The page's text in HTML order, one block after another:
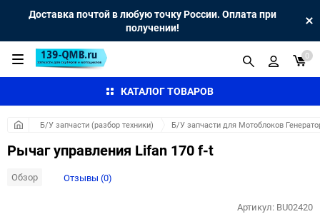
Доставка почтой в любую точку России. Оплата при
получении!
КАТАЛОГ ТОВАРОВ
0
Б/У запчасти (разбор техники) Б/У запчасти для Мотоблоков
Рычаг управления Lifan 170 f-t
Обзор Отзывы (0)
Артикул: BU02420